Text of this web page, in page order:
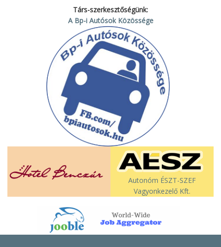
Társ-szerkesztőségünk:
A Bp-i Autósok Közössége
Autonóm ÉSZT-SZEF
Vagyonkezelő Kft.